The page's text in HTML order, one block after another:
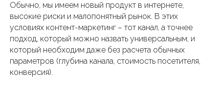
Обычно, мы имеем новый продукт в интернете,
высокие риски и малопонятный рынок. В этих
условиях контент-маркетинг – тот канал, а точнее
подход, который можно назвать универсальным, и
который необходим даже без расчета обычных
параметров (глубина канала, стоимость посетителя,
конверсия).